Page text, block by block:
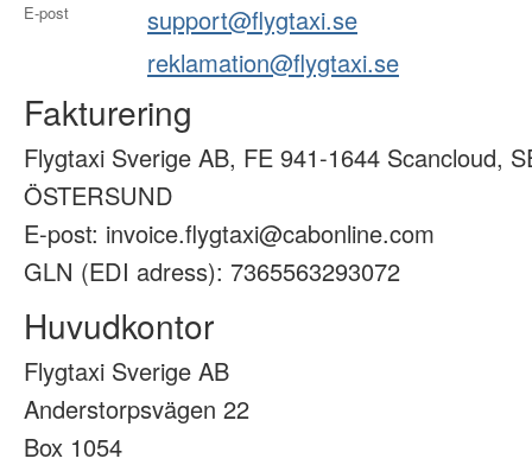
E-post
support@flygtaxi.se
reklamation@flygtaxi.se
Fakturering
Flygtaxi Sverige AB, FE 941-1644 Scancloud,
ÖSTERSUND
E-post: invoice.flygtaxi@cabonline.com
GLN (EDI adress): 7365563293072
Huvudkontor
Flygtaxi Sverige AB
Anderstorpsvägen 22
Box 1054